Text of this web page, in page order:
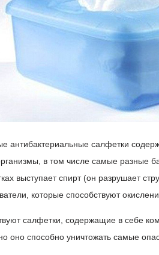
антибактериальные салфетки
в том числе самые разные
выступает спирт (он разрушает
которые способствуют
салфетки, содержащие в себе
оно способно уничтожать самые